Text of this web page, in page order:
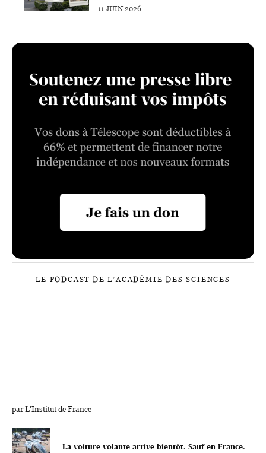
11 JUIN 2026
LE PODCAST DE L’ACADÉMIE DES SCIENCES
par L'Institut de France
La voiture volante arrive bientôt. Sauf en France.